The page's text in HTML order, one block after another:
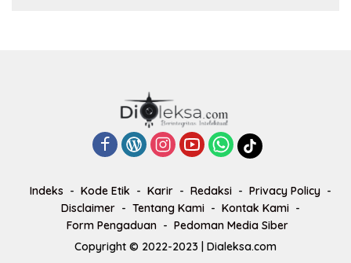
Indeks Kode Etik Karir Redaksi
Privacy Policy
Disclaimer
Tentang Kami
Kontak Kami
Form Pengaduan
Pedoman Media Siber
Copyright © 2022-2023 | Dialeksa.com